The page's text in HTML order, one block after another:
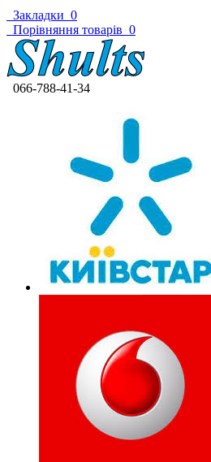
Закладки 0
Порівняння товарів 0
066-788-41-34